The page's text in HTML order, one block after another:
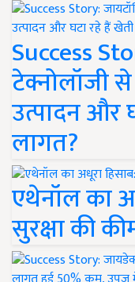
Success
टेक्नोलॉजी
उत्पादन और
लागत?
एथेनॉल का
सुरक्षा की